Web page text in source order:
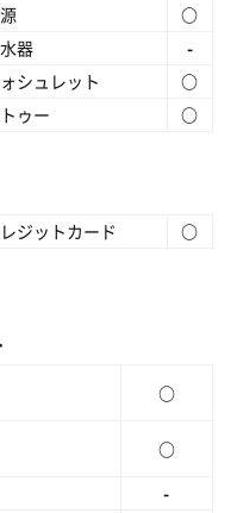
○
器
-
シュレット
○
ゥー ○
ジットカード
○
○
○
-